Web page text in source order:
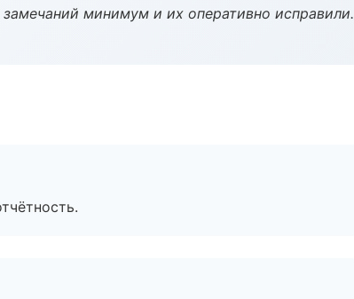
минимум и их оперативно исправили.